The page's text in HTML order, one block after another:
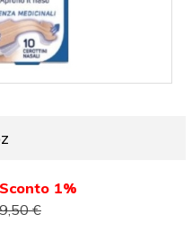
Sconto 1%
9,50 €